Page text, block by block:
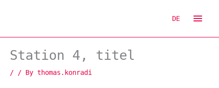
Main
Menu
DE
Station 4, titel
/ / By thomas.konradi